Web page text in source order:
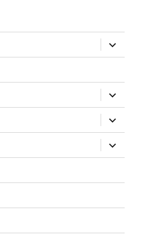
サ
ブ
メ
ー
を
展
開
サ
ブ
メ
ニ
ュ
ー
を
展
開
サ
ブ
メ
ニ
ュ
ー
開
サ
ブ
メ
ー
開